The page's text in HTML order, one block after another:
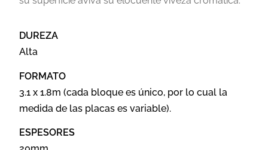
DUREZA
Alta
FORMATO
3.1 x 1.8m (cada bloque es único, por lo cual la
medida de las placas es variable).
ESPESORES